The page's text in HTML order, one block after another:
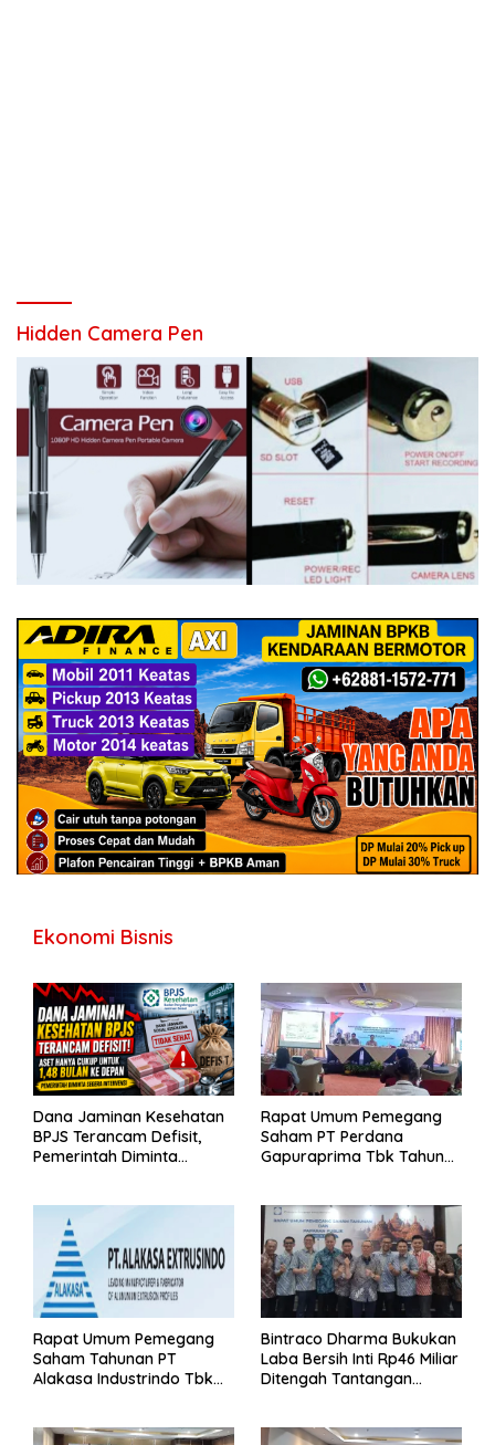
Hidden Camera Pen
Ekonomi Bisnis
Dana Jaminan Kesehatan
BPJS Terancam Defisit,
Pemerintah Diminta
Rapat Umum Pemegang
Saham PT Perdana
Gapuraprima Tbk Tahun
Rapat Umum Pemegang
Saham Tahunan PT
Alakasa Industrindo Tbk
Bintraco Dharma Bukukan
Laba Bersih Inti Rp46 Miliar
Ditengah Tantangan